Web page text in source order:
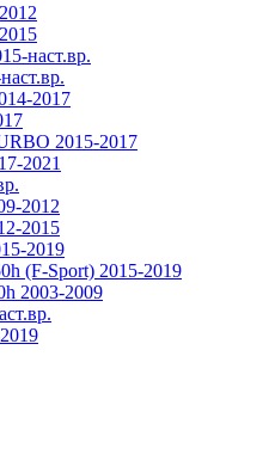
наст.вр.
2017
2015-2017
2021
2012
2015
2019
(F-Sport) 2015-2019
2003-2009